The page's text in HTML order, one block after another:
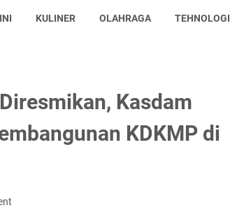
KULINER OLAHRAGA TEHNOLOGI
Kasdam
KDKMP di